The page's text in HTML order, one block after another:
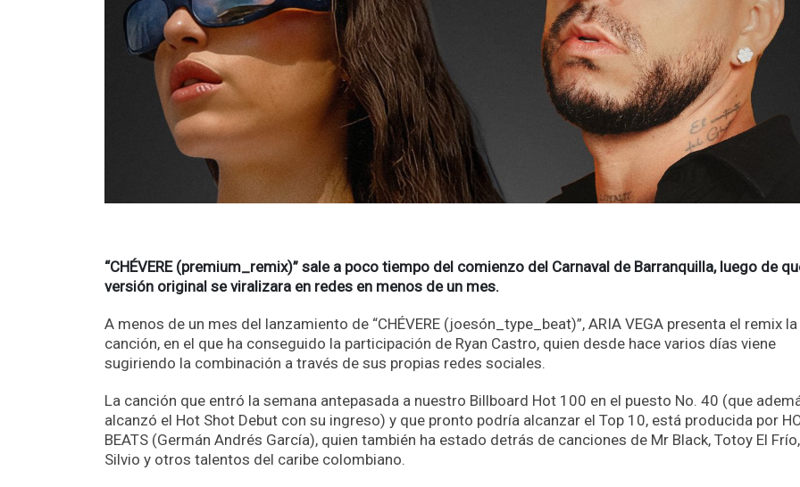
“CHÉVERE (premium_remix)” sale a poco tiempo del comienzo del Carnaval de Barranquilla, luego de
versión original se viralizara en redes en menos de un mes.
A menos de un mes del lanzamiento de “CHÉVERE (joesón_type_beat)”, ARIA VEGA presenta el remix la
canción, en el que ha conseguido la participación de Ryan Castro, quien desde hace varios días viene
sugiriendo la combinación a través de sus propias redes sociales.
La canción que entró la semana antepasada a nuestro Billboard Hot 100 en el puesto No. 40 (que
alcanzó el Hot Shot Debut con su ingreso) y que pronto podría alcanzar el Top 10, está producida por
BEATS (Germán Andrés García), quien también ha estado detrás de canciones de Mr Black, Totoy El
Silvio y otros talentos del caribe colombiano.